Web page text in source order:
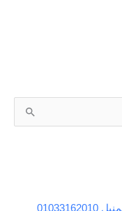
الشركة الالمانية لمكافحة الحشرات في المنيل 01033162010